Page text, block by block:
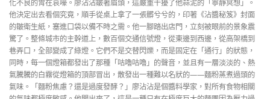
化不良的胃在哀嚎。廖沾沾皺著眉頭，這嚴重干擾了他蒜泥的「寧靜冥想」。
他決定出去看個究竟，順手從桌上拿了一張髒兮兮的，印著《沾醬秘笈》封面
的皺衛生紙，塞進口袋以備不時之需。他一腳踏出店門，立刻被眼前的景象震
驚了。整條城市的主幹道上，數百個交通信號燈，從東邊到西邊，從高架橋到
巷弄口，全部變成了綠燈。它們不是交替閃爍，而是固定在「通行」的狀態，
同時，每一個燈箱都發出了那種「咕嚕咕嚕」的聲音，並且有一層淡淡的、熱
氣騰騰的白霧從燈箱的頂部冒出，散發出一種難以名狀的——麵粉蒸煮過頭的
氣味。「麵粉焦慮？還是過度發酵？」廖沾沾是個醬料學家，對所有食物相關